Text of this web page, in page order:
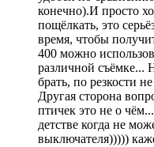
конечно).И просто
пощёлкать, это
время, чтобы
400 можно
различной съёмке...
брать, по резкости
Другая сторона
птичек это не о
детстве когда не
выключателя)))))